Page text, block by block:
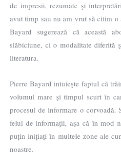
de impresii, rezumate şi
avut timp sau nu am vrut să citim
Bayard sugerează că această
slăbiciune, ci o modalitate diferită
literatura.
Pierre Bayard intuieşte faptul că
volumul mare şi timpul scurt în
procesul de informare o
felul de informații, aşa că în mod
puțin inițiați în multele zone ale
noastre.